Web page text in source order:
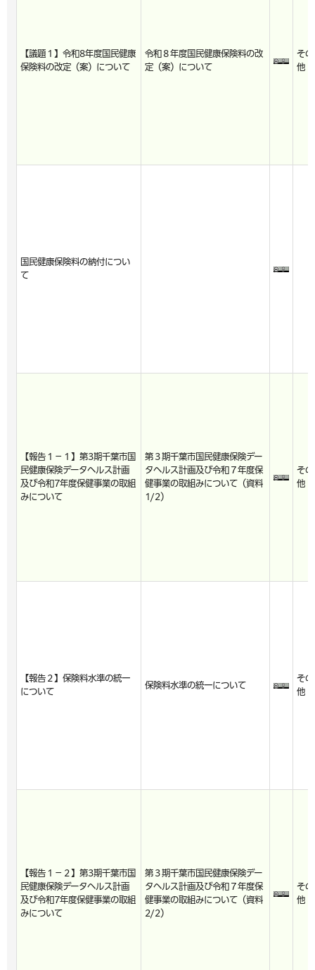
【議題１】令和8年度国民健康
保険料の改定（案）について
令和８年度国民健康保険料の改
定（案）について
その
他
国民健康保険料の納付につい
て
【報告１－１】第3期千葉市国
民健康保険データヘルス計画
及び令和7年度保健事業の取組
みについて
第３期千葉市国民健康保険デー
タヘルス計画及び令和７年度保
健事業の取組みについて（資料
1/2）
その
他
【報告２】保険料水準の統一
について
保険料水準の統一について
その
他
【報告１－２】第3期千葉市国
民健康保険データヘルス計画
及び令和7年度保健事業の取組
みについて
第３期千葉市国民健康保険デー
タヘルス計画及び令和７年度保
健事業の取組みについて（資料
2/2）
その
他